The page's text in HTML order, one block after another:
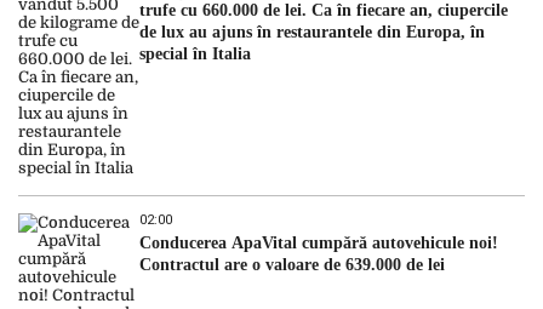
trufe cu 660.000 de lei. Ca în fiecare an, ciupercile
de lux au ajuns în restaurantele din Europa, în
special în Italia
02:00
Conducerea ApaVital cumpără autovehicule noi!
Contractul are o valoare de 639.000 de lei